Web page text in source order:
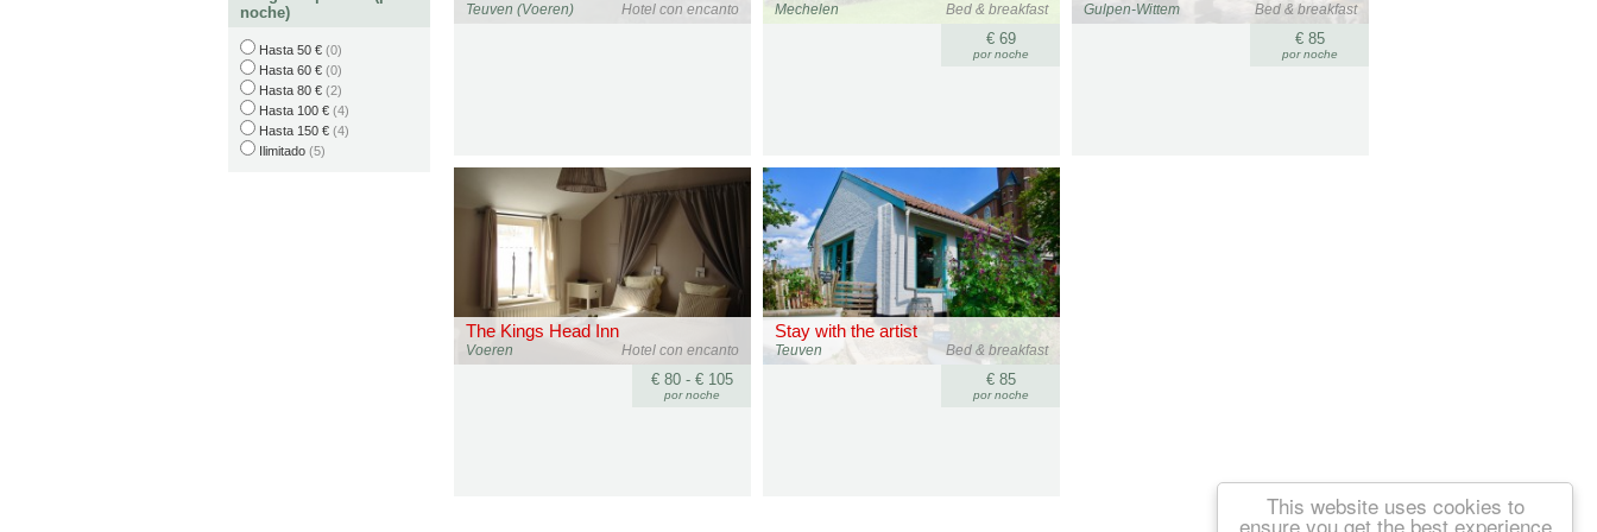
This website uses cookies to
ensure you get the best experience
Hotel con encanto
Teuven (Voeren) Bed & breakfast
Mechelen
€ 69
por noche
Bed & breakfast
Gulpen-Wittem
€ 85
por noche
The Kings Head Inn
Hotel con encanto
Voeren
€ 80 - € 105
por noche
Stay with the artist
Bed & breakfast
Teuven
€ 85
por noche
noche)
Hasta 50 € (0)
Hasta 60 € (0)
Hasta 80 € (2)
Hasta 100 € (4)
Hasta 150 € (4)
Ilimitado (5)